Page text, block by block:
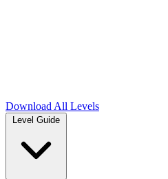
Download All Levels
Level Guide